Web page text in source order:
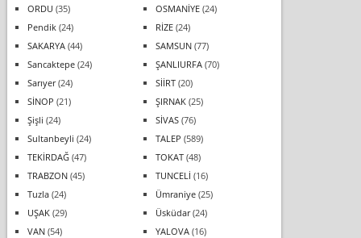
ORDU (35) OSMANİYE(24)
Pendik(24) RİZE(24)
SAKARYA(44) SAMSUN(77)
Sancaktepe(24) ŞANLIURFA(70)
Sarıyer(24) SİİRT(20)
SİNOP (21) ŞIRNAK(25)
Şişli (24) SİVAS(76)
Sultanbeyli (24) TALEP (589)
TEKİRDAĞ(47) TOKAT(48)
TRABZON(45) TUNCELİ (16)
Tuzla(24) Ümraniye(25)
UŞAK(29) Üsküdar(24)
VAN(54) YALOVA(16)